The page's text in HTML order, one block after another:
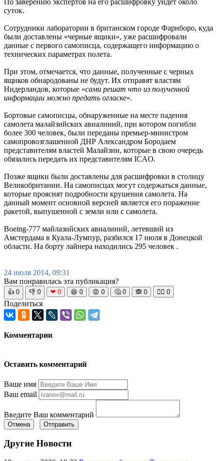
суток.
Сотрудники лаборатории в британском городе Фарнборо, куда
были доставлены «черные ящики», уже расшифровали
данные с первого самописца, содержащего информацию о
технических параметрах полета.
При этом, отмечается, что данные, полученные с черных
ящиков обнародованы не будут. Их отправят властям
Нидерландов, которые «сами решат что из полученной
информации можно предать огласке».
Бортовые самописцы, обнаруженные на месте падения
самолета малайзийских авиалиний, при котором погибли
более 300 человек, были переданы премьер-министром
самопровозглашенной ДНР Александром Бородаем
представителям властей Малайзии, которые в свою очередь
обязались передать их представителям ICAO.
Позже ящики были доставлены для расшифровки в столицу
Великобритании. На самописцах могут содержаться данные,
которые прояснят подробности крушения самолета. На
данный момент основной версией является его поражение
ракетой, выпушенной с земли или с самолета.
Boeing-777 майлазийских авиалиний, летевший из
Амстердама в Куала-Лумпур, разбился 17 июля в Донецкой
области. На борту лайнера находились 295 человек .
24 июля 2014, 09:31
Вам понравилась эта публикация?
👍 0 👎 0 ❤ 0 😆 0 😡 0 🤔 0 🙈 0 🧘‍♀️ 0
Поделиться
Комментарии
Оставить комментарий
Ваше имя
Ваш email
Введите Ваш комментарий
Отмена Отправить
Другие Новости